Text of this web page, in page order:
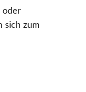
oder
sich zum